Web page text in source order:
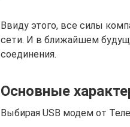
Ввиду этого, все силы
сети. И в ближайшем
соединения.
Основные
Выбирая USB модем от